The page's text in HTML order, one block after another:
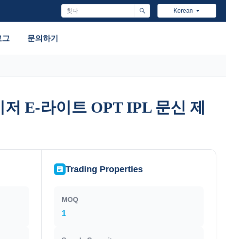
Korean
그 문의하기
E-라이트 OPT IPL 문신 제
E-라이트 OPT IPL 문신 제
Trading Properties
MOQ
1